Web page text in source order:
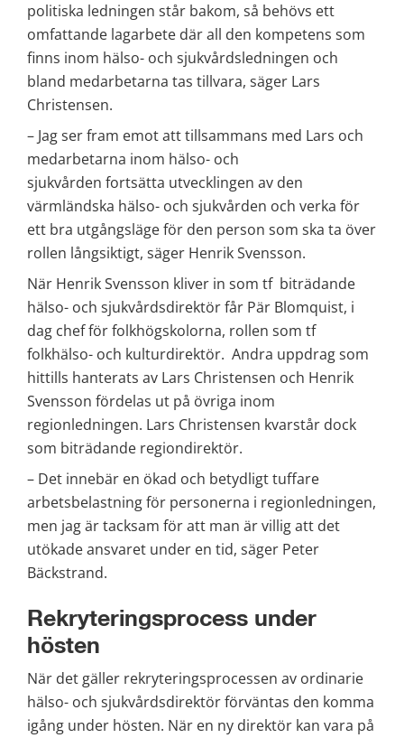
politiska ledningen står bakom, så behövs ett
omfattande lagarbete där all den kompetens som
finns inom hälso- och sjukvårdsledningen och
bland medarbetarna tas tillvara, säger Lars
Christensen.
– Jag ser fram emot att tillsammans med Lars och
medarbetarna inom hälso- och
sjukvården fortsätta utvecklingen av den
värmländska hälso- och sjukvården och verka för
ett bra utgångsläge för den person som ska ta över
rollen långsiktigt, säger Henrik Svensson.
När Henrik Svensson kliver in som tf  biträdande
hälso- och sjukvårdsdirektör får Pär Blomquist, i
dag chef för folkhögskolorna, rollen som tf
folkhälso- och kulturdirektör.  Andra uppdrag som
hittills hanterats av Lars Christensen och Henrik
Svensson fördelas ut på övriga inom
regionledningen. Lars Christensen kvarstår dock
som biträdande regiondirektör.
– Det innebär en ökad och betydligt tuffare
arbetsbelastning för personerna i regionledningen,
men jag är tacksam för att man är villig att det
utökade ansvaret under en tid, säger Peter
Bäckstrand.
Rekryteringsprocess under
hösten
När det gäller rekryteringsprocessen av ordinarie
hälso- och sjukvårdsdirektör förväntas den komma
igång under hösten. När en ny direktör kan vara på